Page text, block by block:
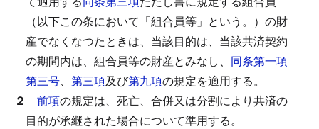
（以下この条において「組合員等」という。）の財
産でなくなつたときは、当該目的は、当該共済契約
の期間内は、組合員等の財産とみなし、 同条第一項
第三号、 第三項及び第九項の規定を適用する。
２ 前項の規定は、死亡、合併又は分割により共済の
目的が承継された場合について準用する。